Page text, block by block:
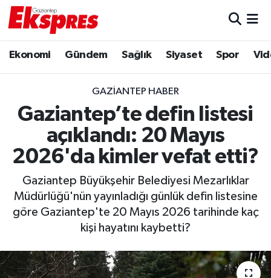
Ekonomi Gündem Sağlık Siyaset Spor
GAZIANTEP HABER
Gaziantep’te defin listesi
açıklandı: 20 Mayıs
2026'da kimler vefat etti?
Gaziantep Büyükşehir Belediyesi Mezarlıklar
Müdürlüğü'nün yayınladığı günlük defin listesine
göre Gaziantep'te 20 Mayıs 2026 tarihinde kaç
kişi hayatını kaybetti?
Ekonomi
Gaziantep son dakika
Genel
Haberler
Kültür Sanat
Magazin
Trafik Durumu
Puan Durumu ve Fikstür
Tüm Manşetler
Haber Arşivi